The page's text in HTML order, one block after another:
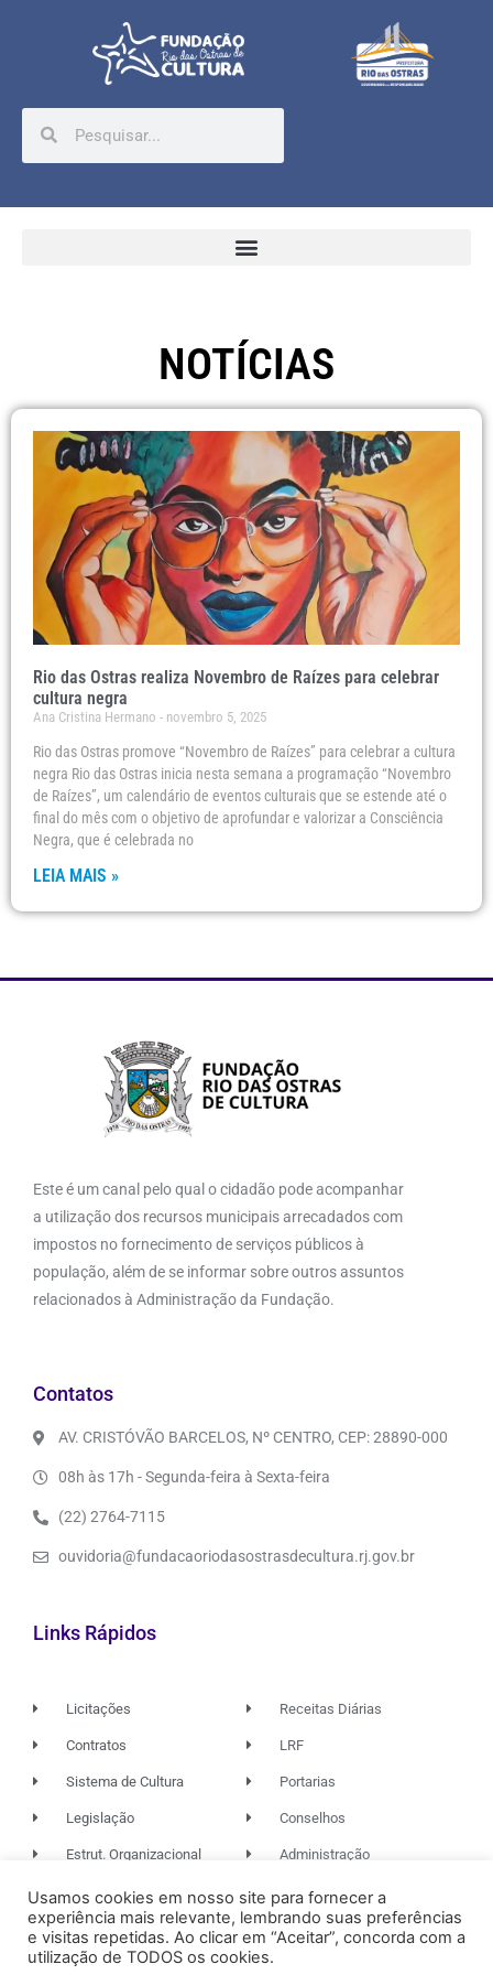
NOTÍCIAS
Rio das Ostras realiza Novembro de Raízes para celebrar
cultura negra
Ana Cristina Hermano novembro 5, 2025
Rio das Ostras promove “Novembro de Raízes” para celebrar a cultura
negra Rio das Ostras inicia nesta semana a programação “Novembro
de Raízes”, um calendário de eventos culturais que se estende até o
final do mês com o objetivo de aprofundar e valorizar a Consciência
Negra, que é celebrada no
LEIA MAIS »
Este é um canal pelo qual o cidadão pode acompanhar
a utilização dos recursos municipais arrecadados com
impostos no fornecimento de serviços públicos à
população, além de se informar sobre outros assuntos
relacionados à Administração da Fundação.
Contatos
AV. CRISTÓVÃO BARCELOS, Nº CENTRO, CEP: 28890-000
08h às 17h - Segunda-feira à Sexta-feira
(22) 2764-7115
ouvidoria@fundacaoriodasostrasdecultura.rj.gov.br
Links Rápidos
Licitações
Contratos
Sistema de Cultura
Legislação
Estrut. Organizacional
Receitas Diárias
LRF
Portarias
Conselhos
Administração
© 2026. TODOS OS DIREITOS RESERVADOS.
Usamos cookies em nosso site para fornecer a
experiência mais relevante, lembrando suas preferências
e visitas repetidas. Ao clicar em “Aceitar”, concorda com a
utilização de TODOS os cookies.